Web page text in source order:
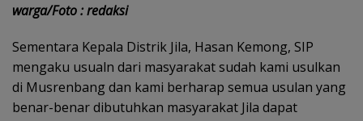
warga/Foto : redaksi
Sementara Kepala Distrik Jila, Hasan Kemong, SIP
mengaku usualn dari masyarakat sudah kami usulkan
di Musrenbang dan kami berharap semua usulan yang
benar-benar dibutuhkan masyarakat Jila dapat